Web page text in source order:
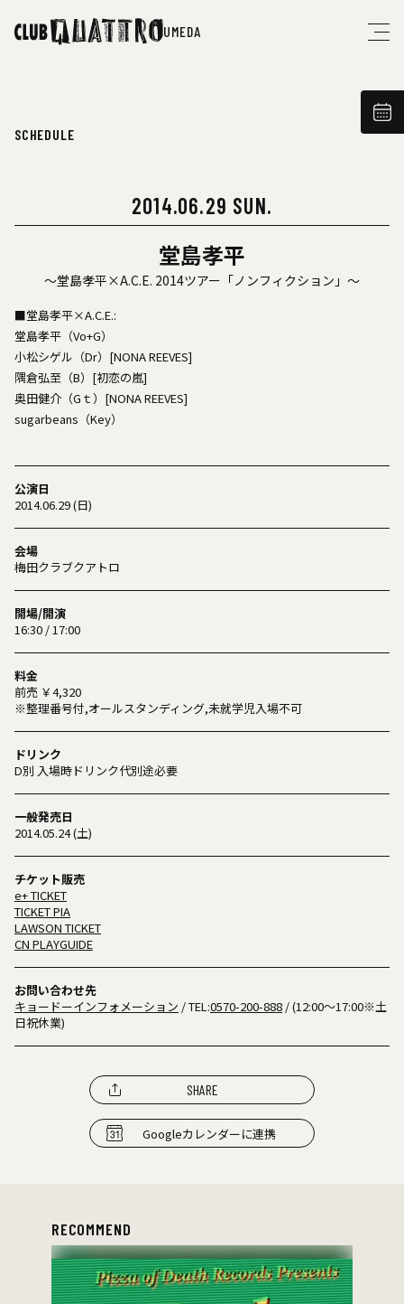
UMEDA
SCHEDULE
2014.06.29 SUN.
堂島孝平
～堂島孝平×A.C.E. 2014ツアー「ノンフィクション」～
■堂島孝平×A.C.E.:
堂島孝平（Vo+G）
小松シゲル（Dr）[NONA REEVES]
隅倉弘至（B）[初恋の嵐]
奥田健介（Gｔ）[NONA REEVES]
sugarbeans（Key）
公演日
2014.06.29 (日)
会場
梅田クラブクアトロ
開場/開演
16:30 / 17:00
料金
前売 ￥4,320
※整理番号付,オールスタンディング,未就学児入場不可
ドリンク
D別 入場時ドリンク代別途必要
一般発売日
2014.05.24 (土)
チケット販売
e+ TICKET
TICKET PIA
LAWSON TICKET
CN PLAYGUIDE
お問い合わせ先
キョードーインフォメーション / TEL:0570-200-888 / (12:00〜17:00※土
日祝休業)
SHARE
Googleカレンダーに連携
RECOMMEND